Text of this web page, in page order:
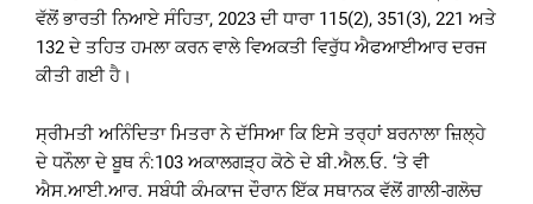
ਵੱਲੋਂ ਭਾਰਤੀ ਨਿਆਏ ਸੰਹਿਤਾ, 2023 ਦੀ ਧਾਰਾ 115(2), 351(3), 221 ਅਤੇ
132 ਦੇ ਤਹਿਤ ਹਮਲਾ ਕਰਨ ਵਾਲੇ ਵਿਅਕਤੀ ਵਿਰੁੱਧ ਐਫਆਈਆਰ ਦਰਜ
ਕੀਤੀ ਗਈ ਹੈ।
ਸ੍ਰੀਮਤੀ ਅਨਿੰਦਿਤਾ ਮਿਤਰਾ ਨੇ ਦੱਸਿਆ ਕਿ ਇਸੇ ਤਰ੍ਹਾਂ ਬਰਨਾਲਾ ਜ਼ਿਲ੍ਹੇ
ਦੇ ਧਨੌਲਾ ਦੇ ਬੂਥ ਨੰ:103 ਅਕਾਲਗੜ੍ਹ ਕੋਠੇ ਦੇ ਬੀ.ਐਲ.ਓ. ‘ਤੇ ਵੀ
ਐਸ.ਆਈ.ਆਰ. ਸਬੰਧੀ ਕੰਮਕਾਜ ਦੌਰਾਨ ਇੱਕ ਸਥਾਨਕ ਵੱਲੋਂ ਗਾਲੀ-ਗਲੋਚ